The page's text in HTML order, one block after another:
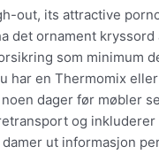
out, its attractive
det ornament
som minimum
har en Thermomix
dager før møbler
og
damer ut informasjon